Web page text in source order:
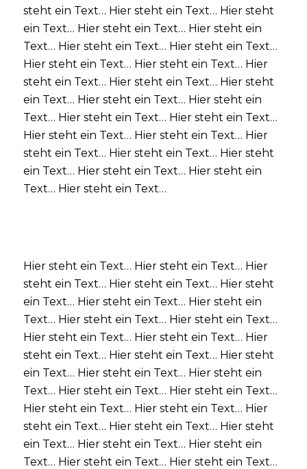
steht ein Text… Hier steht ein Text… Hier steht
ein Text… Hier steht ein Text… Hier steht ein
Text… Hier steht ein Text… Hier steht ein Text…
Hier steht ein Text… Hier steht ein Text… Hier
steht ein Text… Hier steht ein Text… Hier steht
ein Text… Hier steht ein Text… Hier steht ein
Text… Hier steht ein Text… Hier steht ein Text…
Hier steht ein Text… Hier steht ein Text… Hier
steht ein Text… Hier steht ein Text… Hier steht
ein Text… Hier steht ein Text… Hier steht ein
Text… Hier steht ein Text…
Hier steht ein Text… Hier steht ein Text… Hier
steht ein Text… Hier steht ein Text… Hier steht
ein Text… Hier steht ein Text… Hier steht ein
Text… Hier steht ein Text… Hier steht ein Text…
Hier steht ein Text… Hier steht ein Text… Hier
steht ein Text… Hier steht ein Text… Hier steht
ein Text… Hier steht ein Text… Hier steht ein
Text… Hier steht ein Text… Hier steht ein Text…
Hier steht ein Text… Hier steht ein Text… Hier
steht ein Text… Hier steht ein Text… Hier steht
ein Text… Hier steht ein Text… Hier steht ein
Text… Hier steht ein Text… Hier steht ein Text…